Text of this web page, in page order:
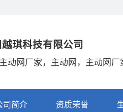
琪科技有限公司
动网厂家，主动网，主动网
司简介 资质荣誉